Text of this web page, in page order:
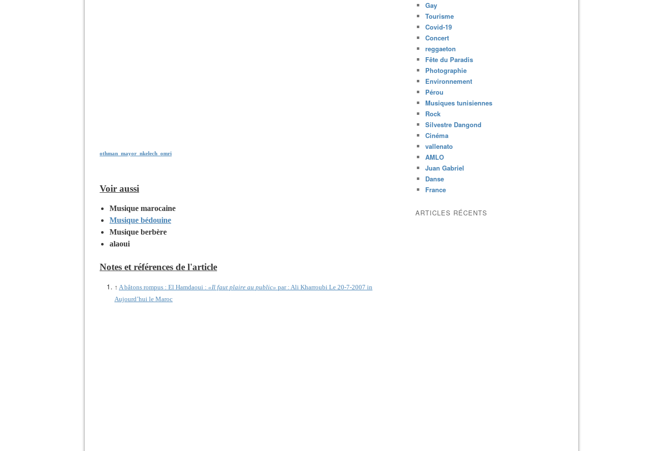
othman_mayor_nkelech_omri
Voir aussi
Musique marocaine
Musique bédouine
Musique berbère
alaoui
Notes et références de l'article
↑ A bâtons rompus : El Hamdaoui : «Il faut plaire au public» par : Ali Kharroubi Le 20-7-2007 in
Aujourd’hui le Maroc
Gay
Tourisme
Covid-19
Concert
reggaeton
Fête du Paradis
Photographie
Environnement
Pérou
Musiques tunisiennes
Rock
Silvestre Dangond
Cinéma
vallenato
AMLO
Juan Gabriel
Danse
France
ARTICLES RÉCENTS